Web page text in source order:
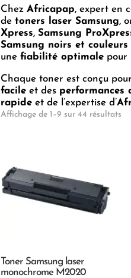
Chez Africapap, expert en
de toners laser Samsung,
Xpress, Samsung
Samsung noirs et couleurs
une fiabilité optimalepour
Chaque toner est conçu
facileet des performances
rapideet de l’expertise d’
Affichage de 1–9 sur 44 résultats
Toner Samsung laser
monochrome M2020